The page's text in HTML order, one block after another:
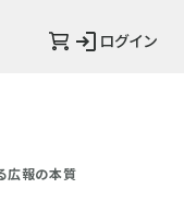
ログイン
広報の本質